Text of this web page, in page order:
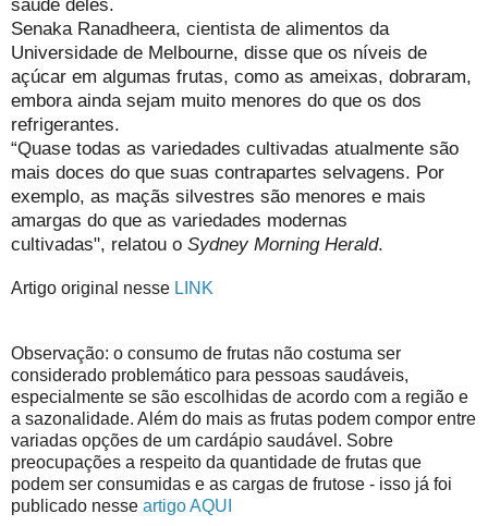
Senaka Ranadheera, cientista de alimentos da
Universidade de Melbourne, disse que os níveis de
açúcar em algumas frutas, como as ameixas, dobraram,
embora ainda sejam muito menores do que os dos
refrigerantes.
“Quase todas as variedades cultivadas atualmente são
mais doces do que suas contrapartes selvagens. Por
exemplo, as maçãs silvestres são menores e mais
amargas do que as variedades modernas
cultivadas", relatou o Sydney Morning Herald.
Artigo original nesse LINK
Observação: o consumo de frutas não costuma ser
considerado problemático para pessoas saudáveis,
especialmente se são escolhidas de acordo com a região e
a sazonalidade. Além do mais as frutas podem compor entre
variadas opções de um cardápio saudável. Sobre
preocupações a respeito da quantidade de frutas que
podem ser consumidas e as cargas de frutose - isso já foi
publicado nesse artigo AQUI